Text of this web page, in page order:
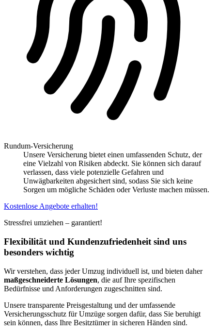
Rundum-Versicherung
Unsere Versicherung bietet einen umfassenden Schutz, der
eine Vielzahl von Risiken abdeckt. Sie können sich darauf
verlassen, dass viele potenzielle Gefahren und
Unwägbarkeiten abgesichert sind, sodass Sie sich keine
Sorgen um mögliche Schäden oder Verluste machen müssen.
Kostenlose Angebote erhalten!
Stressfrei umziehen – garantiert!
Flexibilität und Kundenzufriedenheit sind uns
besonders wichtig
Wir verstehen, dass jeder Umzug individuell ist, und bieten daher
maßgeschneiderte Lösungen, die auf Ihre spezifischen
Bedürfnisse und Anforderungen zugeschnitten sind.
Unsere transparente Preisgestaltung und der umfassende
Versicherungsschutz für Umzüge sorgen dafür, dass Sie beruhigt
sein können, dass Ihre Besitztümer in sicheren Händen sind.